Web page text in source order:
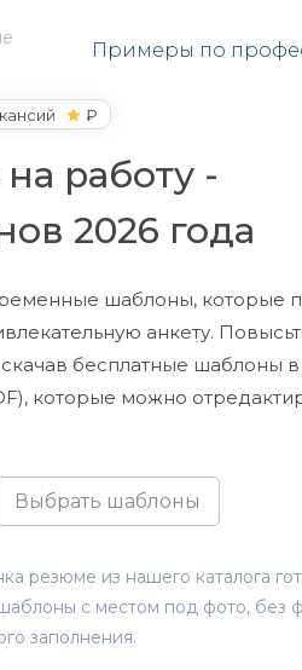
Примеры по
₽
работу -
2026 года
шаблоны, которые
анкету.
бесплатные шаблоны в
которые можно
Выбрать шаблоны
резюме из нашего каталога
с местом под фото, без
заполнения.